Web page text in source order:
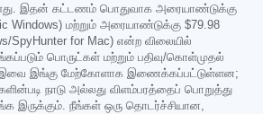
இதன் கட்டணம் பொதுவாக அரையாண்டுக்கு
Windows) மற்றும் அரையாண்டுக்கு $79.98
SpyHunter for Mac) என்ற விலையில்
பொருட்கள் மற்றும் பதிவு/கொள்முதல்
(இவை இங்கு மேற்கோளாக இணைக்கப்பட்டுள்ளன;
நாடு அல்லது விளம்பரத்தைப் பொறுத்து
இருக்கும். நீங்கள் ஒரு தொடர்ச்சியான,